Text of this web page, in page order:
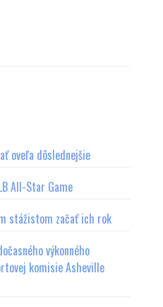
oveľa dôslednejšie
All-Star Game
stážistom začať ich rok
výkonného
komisie Asheville